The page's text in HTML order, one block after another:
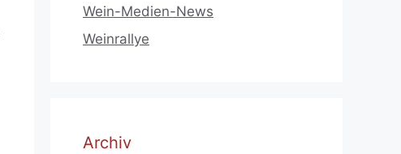
Wein-Medien-News
Weinrallye
Archiv